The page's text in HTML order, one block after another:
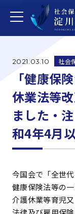
2021.03.10 社会
「健康保
休業法等
ました・
和4年4月
今国会で「全世
健康保険法等の
介護休業等育児